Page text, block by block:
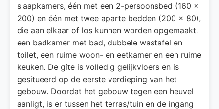
slaapkamers, één met een 2-persoonsbed (160 x
200) en één met twee aparte bedden (200 x 80),
die aan elkaar of los kunnen worden opgemaakt,
een badkamer met bad, dubbele wastafel en
toilet, een ruime woon- en eetkamer en een ruime
keuken. De gîte is volledig gelijkvloers en is
gesitueerd op de eerste verdieping van het
gebouw. Doordat het gebouw tegen een heuvel
aanligt, is er tussen het terras/tuin en de ingang